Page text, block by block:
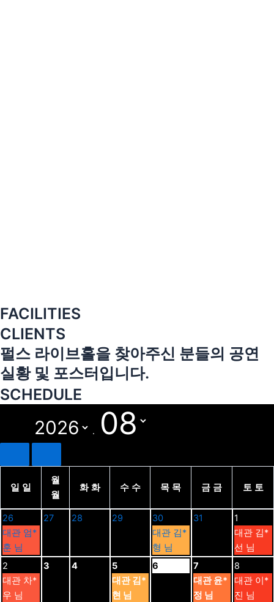
FACILITIES
CLIENTS
펄스 라이브홀을 찾아주신 분들의 공연
실황 및 포스터입니다.
SCHEDULE
.
일 일
월
월
화 화 수 수 목 목 금 금 토 토
26
대관 엄*
훈 님
27 28 29
30
대관 김*
형 님
31
1
대관 김*
선 님
2
대관 차*
우 님
3 4
5
대관 김*
현 님
6
7
대관 윤*
정 님
8
대관 이*
진 님